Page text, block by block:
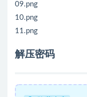
09.png
10.png
11.png
解压密码